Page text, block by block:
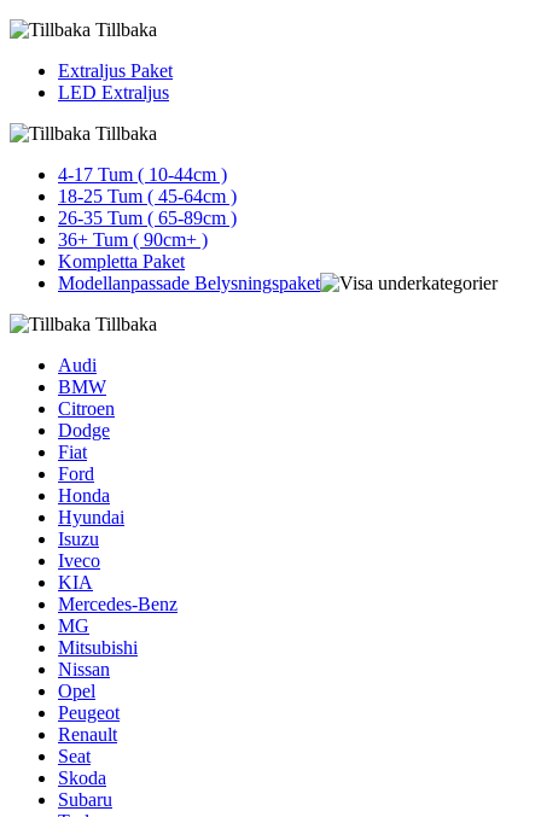
Tillbaka
Extraljus Paket
LED Extraljus
Tillbaka
4-17 Tum ( 10-44cm )
18-25 Tum ( 45-64cm )
26-35 Tum ( 65-89cm )
36+ Tum ( 90cm+ )
Kompletta Paket
Modellanpassade Belysningspaket
Tillbaka
Audi
BMW
Citroen
Dodge
Fiat
Ford
Honda
Hyundai
Isuzu
Iveco
KIA
Mercedes-Benz
MG
Mitsubishi
Nissan
Opel
Peugeot
Renault
Seat
Skoda
Subaru